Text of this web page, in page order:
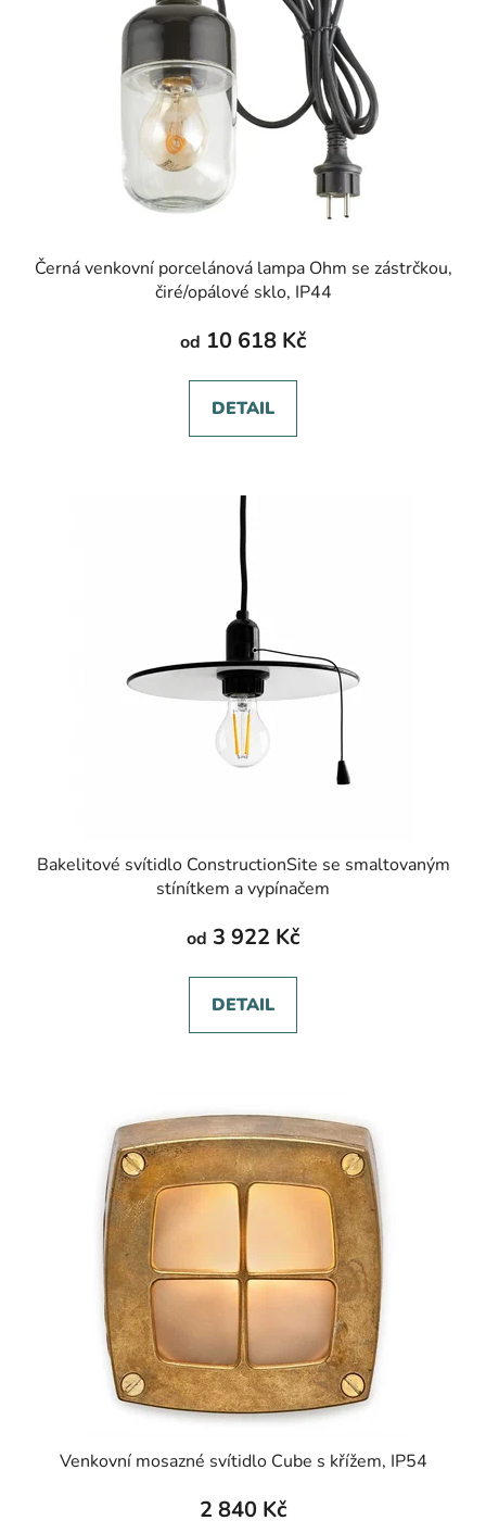
Černá venkovní porcelánová lampa Ohm se zástrčkou,
čiré/opálové sklo, IP44
od 10 618 Kč
DETAIL
Bakelitové svítidlo ConstructionSite se smaltovaným
stínítkem a vypínačem
od 3 922 Kč
DETAIL
Venkovní mosazné svítidlo Cube s křížem, IP54
2 840 Kč